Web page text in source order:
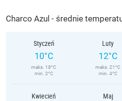
Charco Azul - średnie
Styczeń
10°C
maks. 18°C
min. 2°C
Luty
12°C
maks. 21°C
min. 4°C
Kwiecień Maj